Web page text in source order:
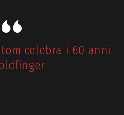
celebra i 60 anni